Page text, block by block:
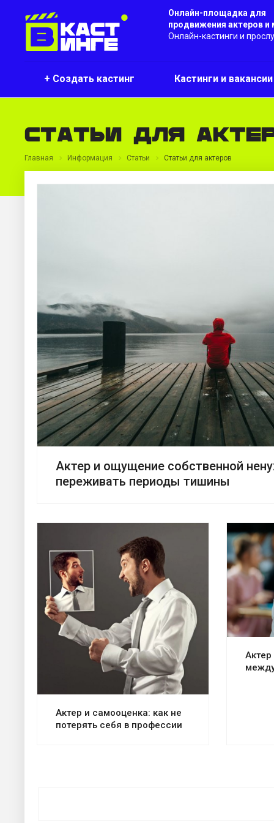
Онлайн-площадка для
продвижения актеров и
Онлайн-кастинги и
+ Создать кастинг Кастинги и
Статьи для
Главная Информация Статьи Статьи для актеров
Актер и ощущение собственной
переживать периоды тишины
Актер и самооценка: как не
потерять себя в профессии